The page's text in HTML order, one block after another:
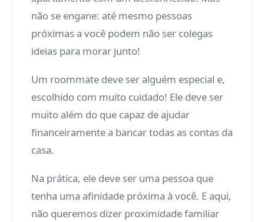
não se engane: até mesmo pessoas
próximas a você podem não ser colegas
ideias para morar junto!
Um roommate deve ser alguém especial e,
escolhido com muito cuidado! Ele deve ser
muito além do que capaz de ajudar
financeiramente a bancar todas as contas da
casa.
Na prática, ele deve ser uma pessoa que
tenha uma afinidade próxima à você. E aqui,
não queremos dizer proximidade familiar